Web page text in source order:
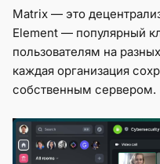
Matrix — это
Element — популярный
пользователям на
каждая организация
собственным сервером.